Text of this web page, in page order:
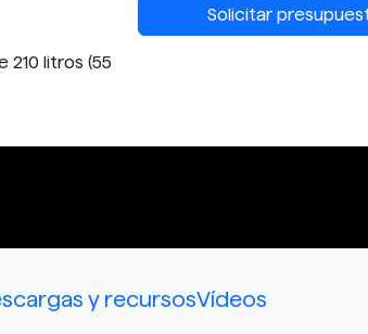
litros (55
Solicitar
y recursosVídeos